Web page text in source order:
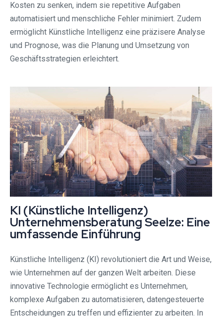
Kosten zu senken, indem sie repetitive Aufgaben
automatisiert und menschliche Fehler minimiert. Zudem
ermöglicht Künstliche Intelligenz eine präzisere Analyse
und Prognose, was die Planung und Umsetzung von
Geschäftsstrategien erleichtert.
KI (Künstliche Intelligenz)
Unternehmensberatung Seelze: Eine
umfassende Einführung
Künstliche Intelligenz (KI) revolutioniert die Art und Weise,
wie Unternehmen auf der ganzen Welt arbeiten. Diese
innovative Technologie ermöglicht es Unternehmen,
komplexe Aufgaben zu automatisieren, datengesteuerte
Entscheidungen zu treffen und effizienter zu arbeiten. In